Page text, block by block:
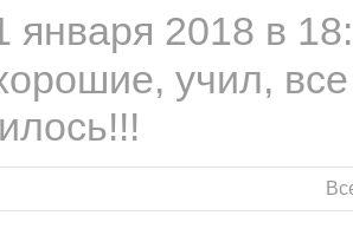
января 2018 в
учил,